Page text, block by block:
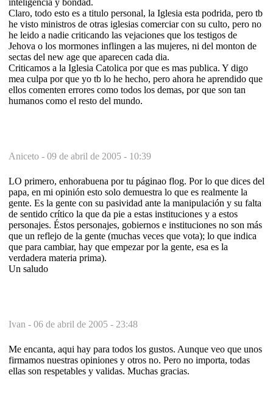
Claro, todo esto es a titulo personal, la Iglesia esta podrida, pero tb
he visto ministros de otras iglesias comerciar con su culto, pero no
he leido a nadie criticando las vejaciones que los testigos de
Jehova o los mormones inflingen a las mujeres, ni del monton de
sectas del new age que aparecen cada dia.
Criticamos a la Iglesia Catolica por que es mas publica. Y digo
mea culpa por que yo tb lo he hecho, pero ahora he aprendido que
ellos comenten errores como todos los demas, por que son tan
humanos como el resto del mundo.
Aniceto - 09 de abril de 2005 - 10:39
LO primero, enhorabuena por tu páginao flog. Por lo que dices del
papa, en mi opinión esto solo demuestra lo que es realmente la
gente. Es la gente con su pasividad ante la manipulación y su falta
de sentido crítico la que da pie a estas instituciones y a estos
personajes. Éstos personajes, gobiernos e instituciones no son más
que un reflejo de la gente (muchas veces que vota); lo que indica
que para cambiar, hay que empezar por la gente, esa es la
verdadera materia prima).
Un saludo
Ivan - 06 de abril de 2005 - 23:48
Me encanta, aqui hay para todos los gustos. Aunque veo que unos
firmamos nuestras opiniones y otros no. Pero no importa, todas
ellas son respetables y validas. Muchas gracias.